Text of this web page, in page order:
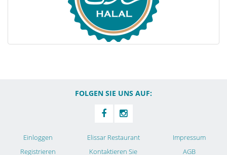
FOLGEN SIE UNS AUF:
Einloggen
Registrieren
Elissar Restaurant
Kontaktieren Sie
Impressum
AGB